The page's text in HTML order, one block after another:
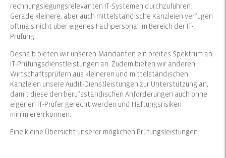
rechnungslegungsrelevanten IT-Systemen durchzuführen.
Gerade kleinere, aber auch mittelständische Kanzleien verfügen
oftmals nicht über eigenes Fachpersonal im Bereich der IT-
Prüfung.
Deshalb bieten wir unseren Mandanten ein breites Spektrum an
IT-Prüfungsdienstleistungen an. Zudem bieten wir anderen
Wirtschaftsprüfern aus kleineren und mittelständischen
Kanzleien unsere Audit-Dienstleistungen zur Unterstützung an,
damit diese den berufsständischen Anforderungen auch ohne
eigenen IT-Prüfer gerecht werden und Haftungsrisiken
minimieren können.
Eine kleine Übersicht unserer möglichen Prüfungsleistungen: